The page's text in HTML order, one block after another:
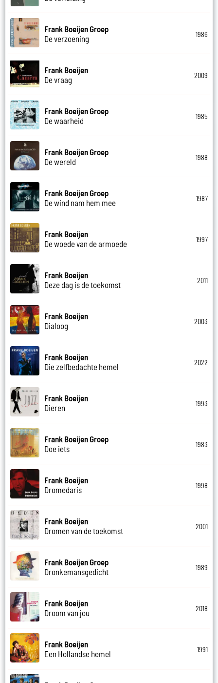
Frank Boeijen Groep
De verzoening
1986
Frank Boeijen
De vraag
2009
Frank Boeijen Groep
De waarheid
1985
Frank Boeijen Groep
De wereld
1988
Frank Boeijen Groep
De wind nam hem mee
1987
Frank Boeijen
De woede van de armoede
1997
Frank Boeijen
Deze dag is de toekomst
2011
Frank Boeijen
Dialoog
2003
Frank Boeijen
Die zelfbedachte hemel
2022
Frank Boeijen
Dieren
1993
Frank Boeijen Groep
Doe iets
1983
Frank Boeijen
Dromedaris
1998
Frank Boeijen
Dromen van de toekomst
2001
Frank Boeijen Groep
Dronkemansgedicht
1989
Frank Boeijen
Droom van jou
2018
Frank Boeijen
Een Hollandse hemel
1991